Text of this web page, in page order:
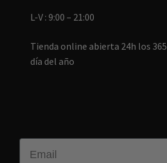
L-V : 9:00 – 21:00
Tienda online abierta 24h los 365
día del año
Email